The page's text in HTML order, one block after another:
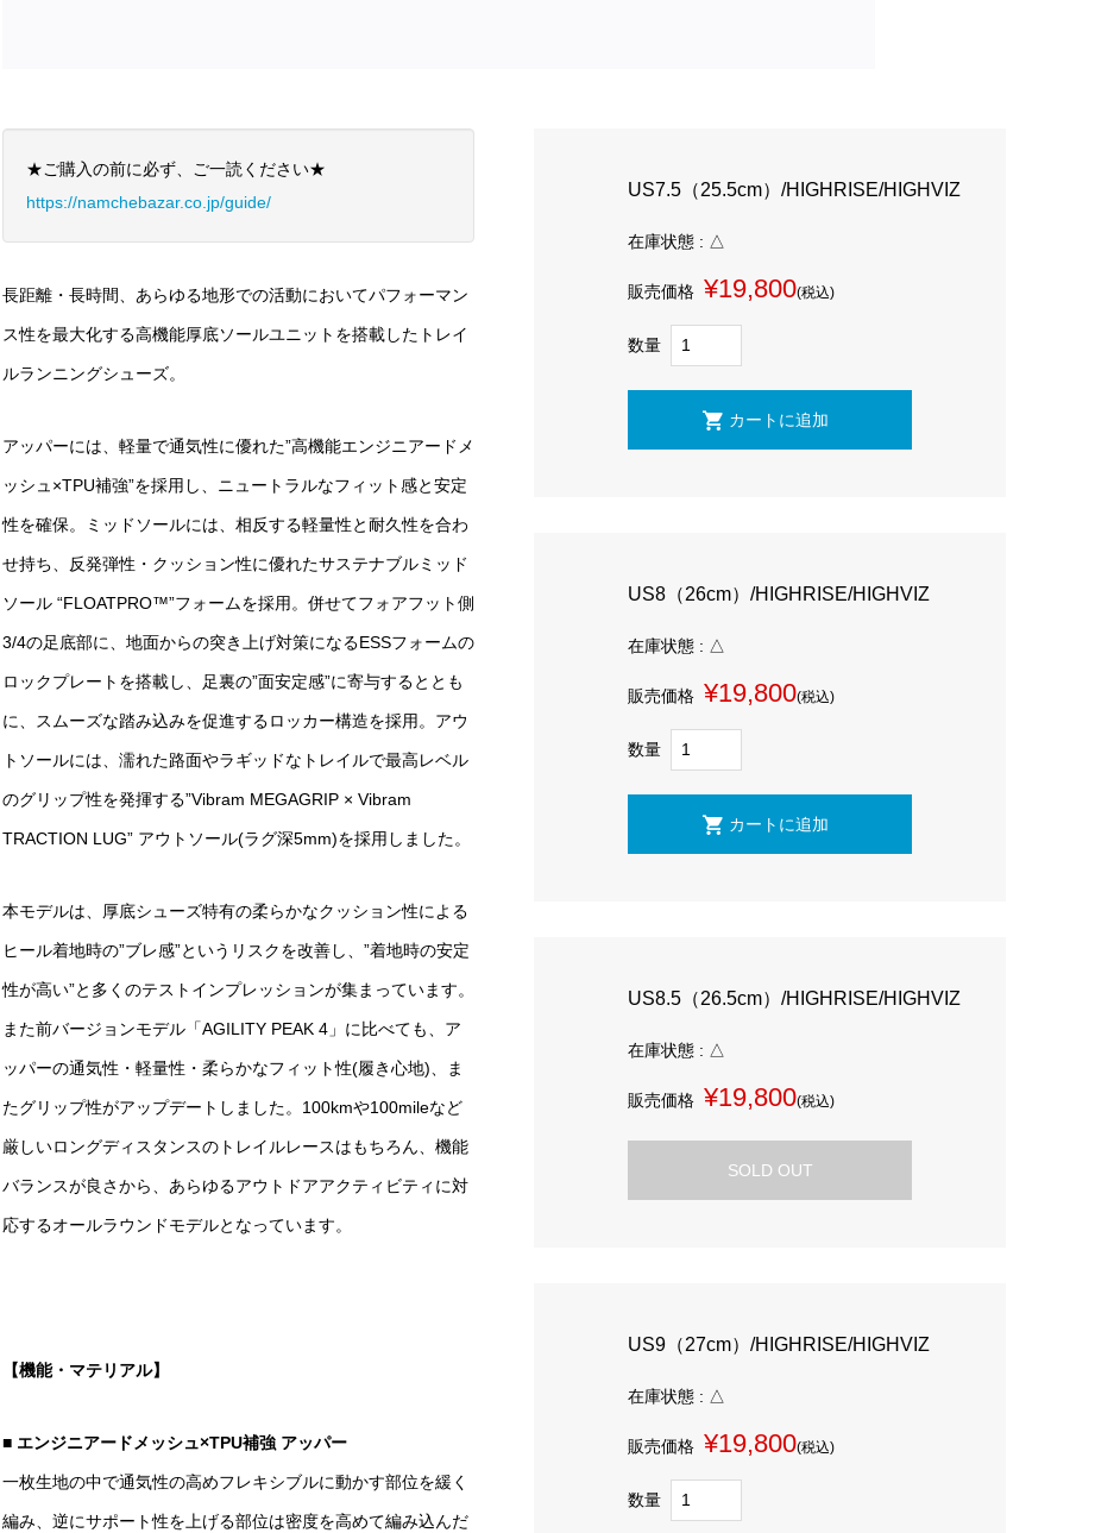
★ご購入の前に必ず、ご一読ください★
https://namchebazar.co.jp/guide/
長距離・長時間、あらゆる地形での活動においてパフォーマン
ス性を最大化する高機能厚底ソールユニットを搭載したトレイ
ルランニングシューズ。
アッパーには、軽量で通気性に優れた”高機能エンジニアードメ
ッシュ×TPU補強”を採用し、ニュートラルなフィット感と安定
性を確保。ミッドソールには、相反する軽量性と耐久性を合わ
せ持ち、反発弾性・クッション性に優れたサステナブルミッド
ソール “FLOATPRO™”フォームを採用。併せてフォアフット側
3/4の足底部に、地面からの突き上げ対策になるESSフォームの
ロックプレートを搭載し、足裏の”面安定感”に寄与するととも
に、スムーズな踏み込みを促進するロッカー構造を採用。アウ
トソールには、濡れた路面やラギッドなトレイルで最高レベル
のグリップ性を発揮する”Vibram MEGAGRIP × Vibram
TRACTION LUG” アウトソール(ラグ深5mm)を採用しました。
本モデルは、厚底シューズ特有の柔らかなクッション性による
ヒール着地時の”ブレ感”というリスクを改善し、”着地時の安定
性が高い”と多くのテストインプレッションが集まっています。
また前バージョンモデル「AGILITY PEAK 4」に比べても、ア
ッパーの通気性・軽量性・柔らかなフィット性(履き心地)、ま
たグリップ性がアップデートしました。100kmや100mileなど
厳しいロングディスタンスのトレイルレースはもちろん、機能
バランスが良さから、あらゆるアウトドアアクティビティに対
応するオールラウンドモデルとなっています。
【機能・マテリアル】
■エンジニアードメッシュ×TPU補強 アッパー
一枚生地の中で通気性の高めフレキシブルに動かす部位を緩く
編み、逆にサポート性を上げる部位は密度を高めて編み込んだ
US7.5（25.5cm）/HIGHRISE/HIGHVIZ
在庫状態 : △
販売価格 ¥19,800(税込)
数量
US8（26cm）/HIGHRISE/HIGHVIZ
在庫状態 : △
販売価格 ¥19,800(税込)
数量
US8.5（26.5cm）/HIGHRISE/HIGHVIZ
在庫状態 : △
販売価格 ¥19,800(税込)
SOLD OUT
US9（27cm）/HIGHRISE/HIGHVIZ
在庫状態 : △
販売価格 ¥19,800(税込)
数量